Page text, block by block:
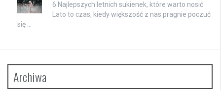
6 Najlepszych letnich sukienek, które warto nosić
Lato to czas, kiedy większość z nas pragnie poczuć
się …
Archiwa